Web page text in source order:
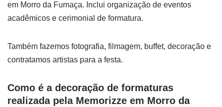
em Morro da Fumaça. Inclui organização de eventos
acadêmicos e cerimonial de formatura.
Também fazemos fotografia, filmagem, buffet, decoração e
contratamos artistas para a festa.
Como é a decoração de formaturas
realizada pela Memorizze em Morro da